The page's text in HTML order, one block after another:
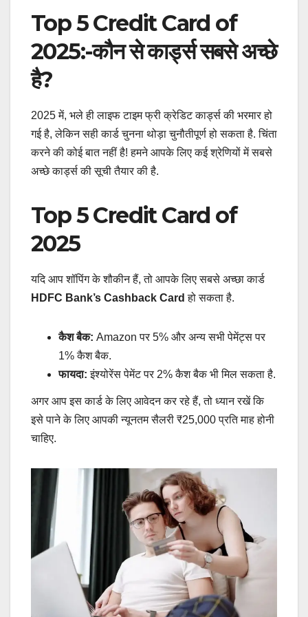
Top 5 Credit Card of
2025:-कौन से कार्ड्स सबसे अच्छे
है?
2025 में, भले ही लाइफ टाइम फ्री क्रेडिट कार्ड्स की भरमार हो
गई है, लेकिन सही कार्ड चुनना थोड़ा चुनौतीपूर्ण हो सकता है. चिंता
करने की कोई बात नहीं है! हमने आपके लिए कई श्रेणियों में सबसे
अच्छे कार्ड्स की सूची तैयार की है.
Top 5 Credit Card of
2025
यदि आप शॉपिंग के शौकीन हैं, तो आपके लिए सबसे अच्छा कार्ड
HDFC Bank’s Cashback Card हो सकता है.
कैश बैक: Amazon पर 5% और अन्य सभी पेमेंट्स पर
1% कैश बैक.
फायदा: इंश्योरेंस पेमेंट पर 2% कैश बैक भी मिल सकता है.
अगर आप इस कार्ड के लिए आवेदन कर रहे हैं, तो ध्यान रखें कि
इसे पाने के लिए आपकी न्यूनतम सैलरी ₹25,000 प्रति माह होनी
चाहिए.